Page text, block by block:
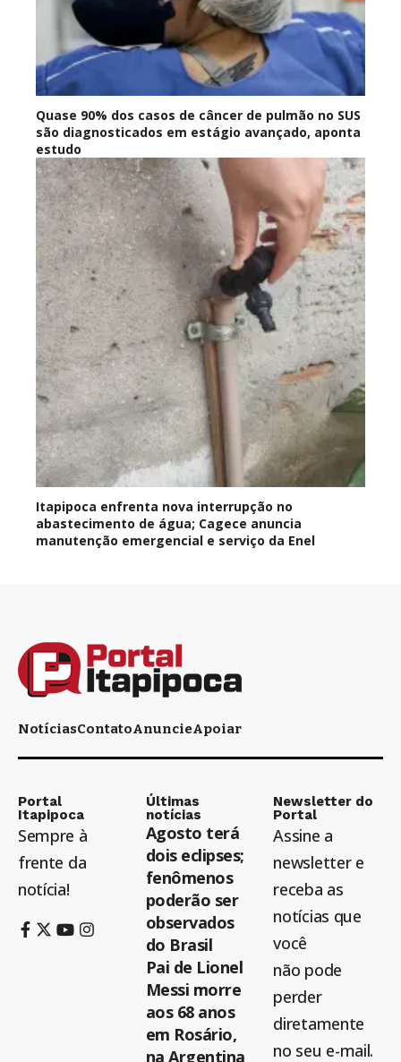
Quase 90% dos casos de câncer de pulmão no SUS
são diagnosticados em estágio avançado, aponta
estudo
Itapipoca enfrenta nova interrupção no
abastecimento de água; Cagece anuncia
manutenção emergencial e serviço da Enel
NotíciasContatoAnuncieApoiar
Portal
Itapipoca
Sempre à
frente da
notícia!
Últimas
notícias
Agosto terá
dois eclipses;
fenômenos
poderão ser
observados
do Brasil
Pai de Lionel
Messi morre
aos 68 anos
em Rosário,
na Argentina
Newsletter do
Portal
Assine a
newsletter e
receba as
notícias que
você
não pode
perder
diretamente
no seu e-mail.